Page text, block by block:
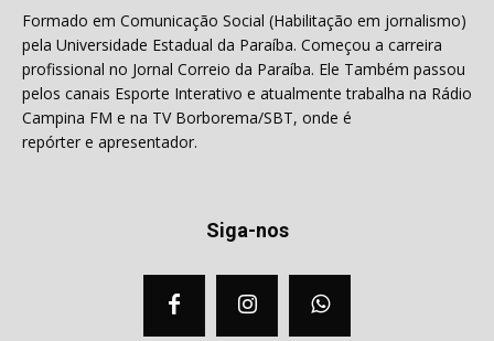
Formado em Comunicação Social (Habilitação em jornalismo)
pela Universidade Estadual da Paraíba. Começou a carreira
profissional no Jornal Correio da Paraíba. Ele Também passou
pelos canais Esporte Interativo e atualmente trabalha na Rádio
Campina FM e na TV Borborema/SBT, onde é
repórter e apresentador.
Siga-nos